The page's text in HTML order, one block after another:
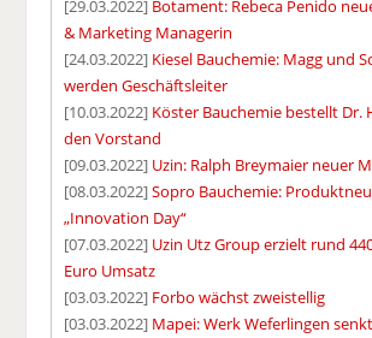
[29.03.2022] Botament: Rebeca Penido
& Marketing Managerin
[24.03.2022] Kiesel Bauchemie: Magg und
werden Geschäftsleiter
[10.03.2022] Köster Bauchemie bestellt Dr.
den Vorstand
[09.03.2022] Uzin: Ralph Breymaier neuer
[08.03.2022]Sopro Bauchemie:
„Innovation Day“
[07.03.2022] Uzin Utz Group erzielt rund
Euro Umsatz
[03.03.2022] Forbo wächst zweistellig
[03.03.2022] Mapei: Werk Weferlingen senkt